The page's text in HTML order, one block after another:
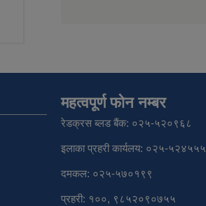
महत्वपूर्ण फोन नम्बर
रेडक्रस ब्लड बैंक: ०२५-५२०९६८
इलाका प्रहरी कार्यलय: ०२५-५२४५५५
दमकल: ०२५-५७०१९९
प्रहरी: १००, ९८५२०९०७५५